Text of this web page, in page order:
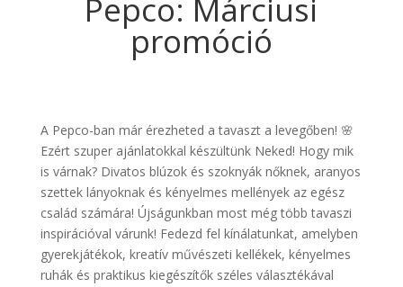
Pepco: Márciusi
promóció
A Pepco-ban már érezheted a tavaszt a levegőben! 🌸
Ezért szuper ajánlatokkal készültünk Neked! Hogy mik
is várnak? Divatos blúzok és szoknyák nőknek, aranyos
szettek lányoknak és kényelmes mellények az egész
család számára! Újságunkban most még több tavaszi
inspirációval várunk! Fedezd fel kínálatunkat, amelyben
gyerekjátékok, kreatív művészeti kellékek, kényelmes
ruhák és praktikus kiegészítők széles választékával